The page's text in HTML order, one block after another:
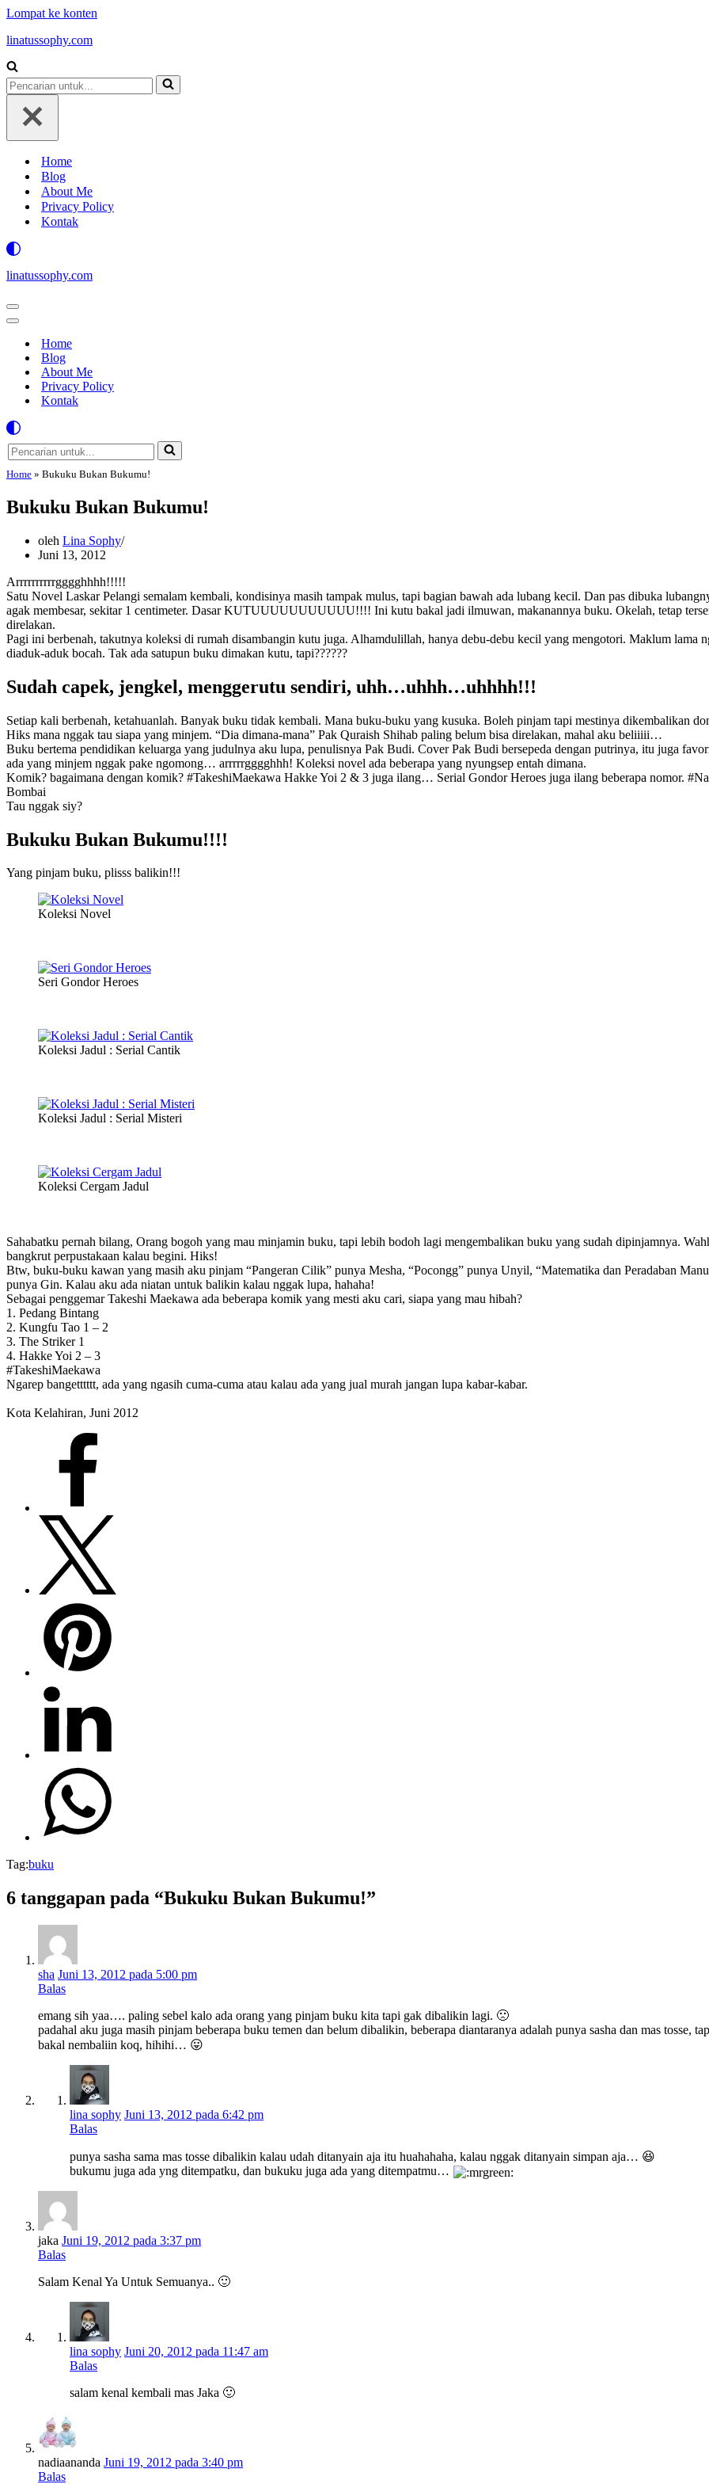
Lompat ke konten
linatussophy.com
Pencarian
untuk...
Home
Blog
About Me
Privacy Policy
Kontak
linatussophy.com
Menu
Navigasi
Menu
NavigasiHome
Blog
About Me
Privacy Policy
Kontak
Pencarian
untuk...
Home » Bukuku Bukan Bukumu!
Bukuku Bukan Bukumu!
oleh Lina Sophy
Juni 13, 2012
Arrrrrrrrrrgggghhhh!!!!!
Satu Novel Laskar Pelangi semalam kembali, kondisinya masih tampak mulus, tapi bagian bawah ada lubang kecil. Dan pas dibuka
agak membesar, sekitar 1 centimeter. Dasar KUTUUUUUUUUUUU!!!! Ini kutu bakal jadi ilmuwan, makanannya buku. Okelah, tetap
direlakan.
Pagi ini berbenah, takutnya koleksi di rumah disambangin kutu juga. Alhamdulillah, hanya debu-debu kecil yang mengotori. Maklum lama
diaduk-aduk bocah. Tak ada satupun buku dimakan kutu, tapi??????
Sudah capek, jengkel, menggerutu sendiri, uhh…uhhh…uhhhh!!!
Setiap kali berbenah, ketahuanlah. Banyak buku tidak kembali. Mana buku-buku yang kusuka. Boleh pinjam tapi mestinya dikembalikan
Hiks mana nggak tau siapa yang minjem. “Dia dimana-mana” Pak Quraish Shihab paling belum bisa direlakan, mahal aku beliiiii…
Buku bertema pendidikan keluarga yang judulnya aku lupa, penulisnya Pak Budi. Cover Pak Budi bersepeda dengan putrinya, itu juga
ada yang minjem nggak pake ngomong… arrrrrgggghhh! Koleksi novel ada beberapa yang nyungsep entah dimana.
Komik? bagaimana dengan komik? #TakeshiMaekawa Hakke Yoi 2 & 3 juga ilang… Serial Gondor Heroes juga ilang beberapa nomor.
Bombai
Tau nggak siy?
Bukuku Bukan Bukumu!!!!
Yang pinjam buku, plisss balikin!!!
Koleksi Novel
Seri Gondor Heroes
Koleksi Jadul : Serial Cantik
Koleksi Jadul : Serial Misteri
Koleksi Cergam Jadul
Sahabatku pernah bilang, Orang bogoh yang mau minjamin buku, tapi lebih bodoh lagi mengembalikan buku yang sudah dipinjamnya.
bangkrut perpustakaan kalau begini. Hiks!
Btw, buku-buku kawan yang masih aku pinjam “Pangeran Cilik” punya Mesha, “Pocongg” punya Unyil, “Matematika dan Peradaban
punya Gin. Kalau aku ada niatan untuk balikin kalau nggak lupa, hahaha!
Sebagai penggemar Takeshi Maekawa ada beberapa komik yang mesti aku cari, siapa yang mau hibah?
1. Pedang Bintang
2. Kungfu Tao 1 – 2
3. The Striker 1
4. Hakke Yoi 2 – 3
#TakeshiMaekawa
Ngarep bangetttttt, ada yang ngasih cuma-cuma atau kalau ada yang jual murah jangan lupa kabar-kabar.
Kota Kelahiran, Juni 2012
Tag:buku
6 tanggapan pada “Bukuku Bukan Bukumu!”
sha Juni 13, 2012 pada 5:00 pm
Balas
emang sih yaa…. paling sebel kalo ada orang yang pinjam buku kita tapi gak dibalikin lagi. 🙁
padahal aku juga masih pinjam beberapa buku temen dan belum dibalikin, beberapa diantaranya adalah punya sasha dan mas tosse,
bakal nembaliin koq, hihihi… 😛
lina sophy Juni 13, 2012 pada 6:42 pm
Balas
punya sasha sama mas tosse dibalikin kalau udah ditanyain aja itu huahahaha, kalau nggak ditanyain simpan aja… 😆
bukumu juga ada yng ditempatku, dan bukuku juga ada yang ditempatmu…
jaka Juni 19, 2012 pada 3:37 pm
Balas
Salam Kenal Ya Untuk Semuanya.. 🙂
lina sophy Juni 20, 2012 pada 11:47 am
Balas
salam kenal kembali mas Jaka 🙂
nadiaananda Juni 19, 2012 pada 3:40 pm
Balas